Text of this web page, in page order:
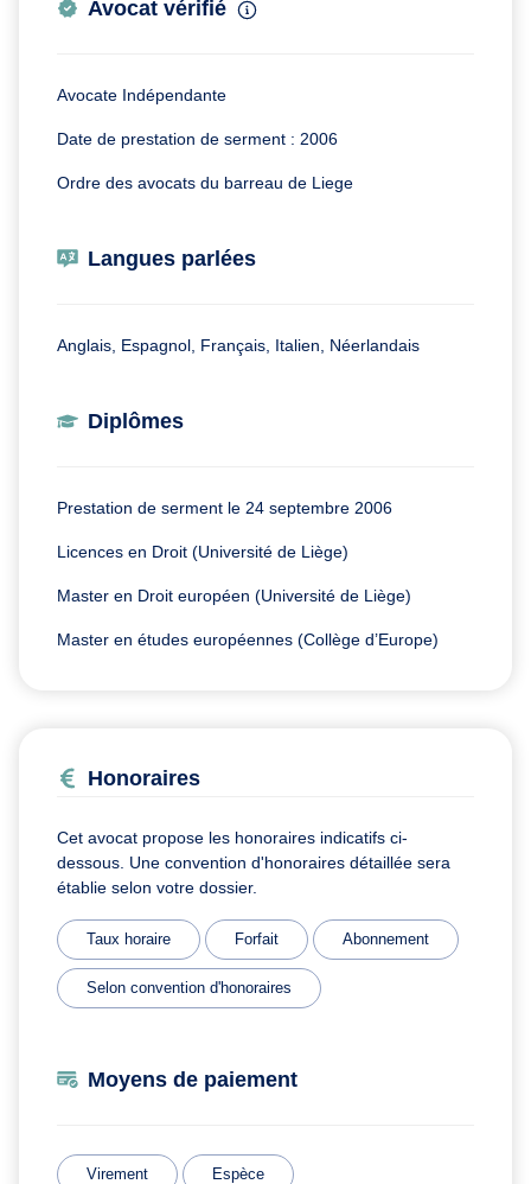
Avocat vérifié
Avocate Indépendante
Date de prestation de serment : 2006
Ordre des avocats du barreau de Liege
Langues parlées
Anglais, Espagnol, Français, Italien, Néerlandais
Diplômes
Prestation de serment le 24 septembre 2006
Licences en Droit (Université de Liège)
Master en Droit européen (Université de Liège)
Master en études européennes (Collège d’Europe)
Honoraires
Cet avocat propose les honoraires indicatifs ci-
dessous. Une convention d'honoraires détaillée sera
établie selon votre dossier.
Taux horaire Forfait Abonnement
Selon convention d'honoraires
Moyens de paiement
Virement Espèce